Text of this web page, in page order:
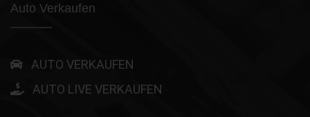
Auto Verkaufen
AUTO VERKAUFEN
AUTO LIVE VERKAUFEN